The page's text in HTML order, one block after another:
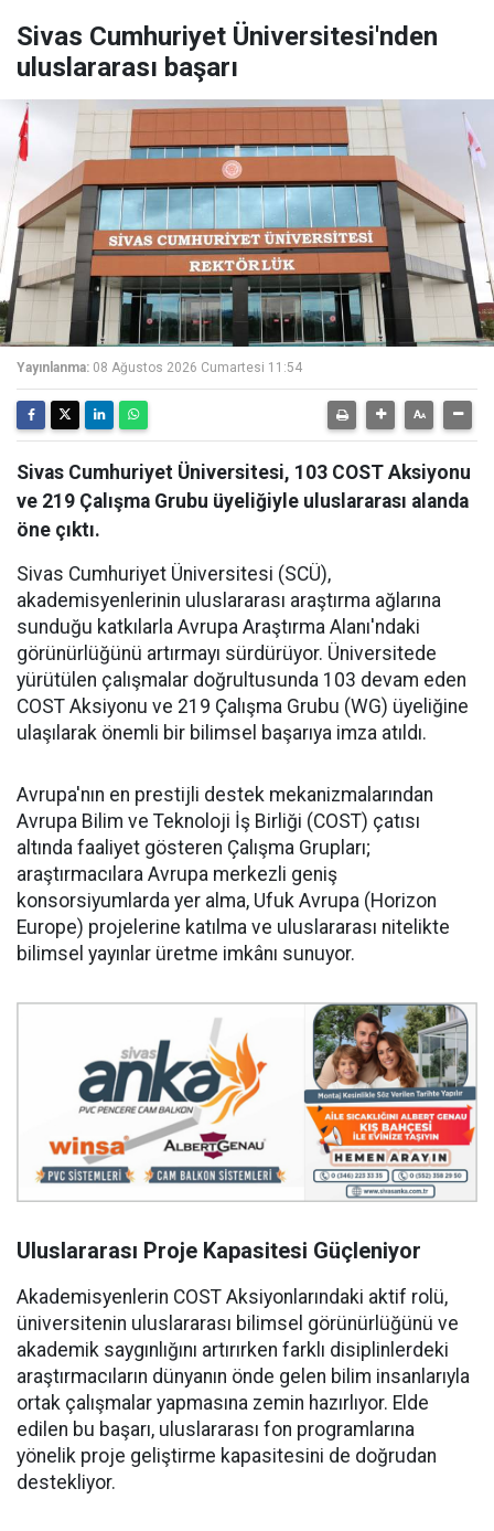
Sivas Cumhuriyet Üniversitesi'nden
uluslararası başarı
Yayınlanma: 08 Ağustos 2026 Cumartesi 11:54
Sivas Cumhuriyet Üniversitesi, 103 COST Aksiyonu
ve 219 Çalışma Grubu üyeliğiyle uluslararası alanda
öne çıktı.
Sivas Cumhuriyet Üniversitesi (SCÜ),
akademisyenlerinin uluslararası araştırma ağlarına
sunduğu katkılarla Avrupa Araştırma Alanı'ndaki
görünürlüğünü artırmayı sürdürüyor. Üniversitede
yürütülen çalışmalar doğrultusunda 103 devam eden
COST Aksiyonu ve 219 Çalışma Grubu (WG) üyeliğine
ulaşılarak önemli bir bilimsel başarıya imza atıldı.
Avrupa'nın en prestijli destek mekanizmalarından
Avrupa Bilim ve Teknoloji İş Birliği (COST) çatısı
altında faaliyet gösteren Çalışma Grupları;
araştırmacılara Avrupa merkezli geniş
konsorsiyumlarda yer alma, Ufuk Avrupa (Horizon
Europe) projelerine katılma ve uluslararası nitelikte
bilimsel yayınlar üretme imkânı sunuyor.
Uluslararası Proje Kapasitesi Güçleniyor
Akademisyenlerin COST Aksiyonlarındaki aktif rolü,
üniversitenin uluslararası bilimsel görünürlüğünü ve
akademik saygınlığını artırırken farklı disiplinlerdeki
araştırmacıların dünyanın önde gelen bilim insanlarıyla
ortak çalışmalar yapmasına zemin hazırlıyor. Elde
edilen bu başarı, uluslararası fon programlarına
yönelik proje geliştirme kapasitesini de doğrudan
destekliyor.